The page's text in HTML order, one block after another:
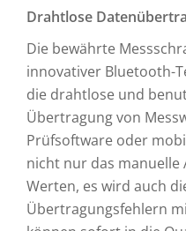
Drahtlose
Die bewährte
innovativer Bluetooth-
die drahtlose und
Übertragung von
Prüfsoftware oder
nicht nur das manuelle
Werten, es wird auch
Übertragungsfehlern